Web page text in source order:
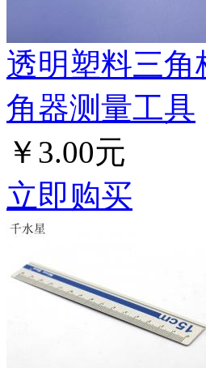
透明塑料三
角器测量工具
￥3.00元
立即购买